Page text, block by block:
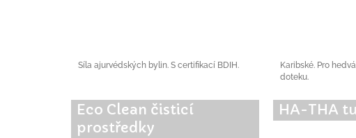
Síla ajurvédských bylin. S certifikací BDIH.
Karibské. Pro
doteku.
Eco Clean čisticí
prostředky
HA-THA